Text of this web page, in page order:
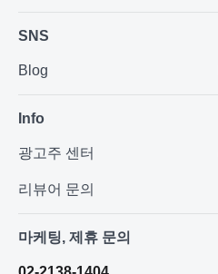
SNS
Blog
Info
광고주 센터
리뷰어 문의
마케팅, 제휴 문의